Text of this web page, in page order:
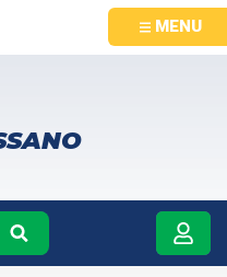
MENU